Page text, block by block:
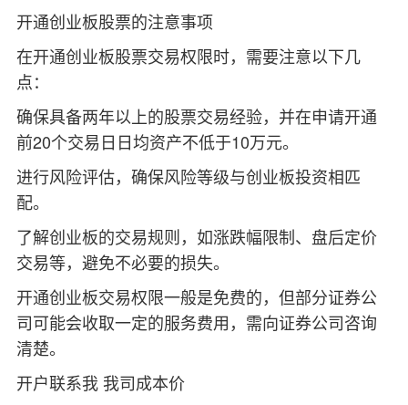
‌开通创业板股票的注意事项‌
在开通创业板股票交易权限时，需要注意以下几
点：
确保具备两年以上的股票交易经验，并在申请开通
前20个交易日日均资产不低于10万元。
进行风险评估，确保风险等级与创业板投资相匹
配。
了解创业板的交易规则，如涨跌幅限制、盘后定价
交易等，避免不必要的损失。
开通创业板交易权限一般是免费的，但部分证券公
司可能会收取一定的服务费用，需向证券公司咨询
清楚。
开户联系我 我司成本价